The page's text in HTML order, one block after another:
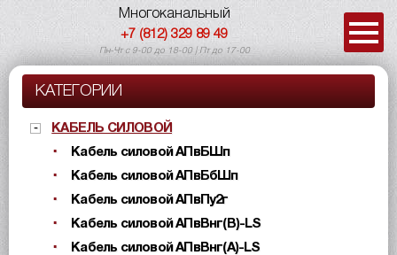
Многоканальный
+7 (812) 329 89 49
Пн-Чт с 9-00 до 18-00 | Пт до 17-00
КАТЕГОРИИ
КАБЕЛЬ СИЛОВОЙ
Кабель силовой АПвБШп
Кабель силовой АПвБбШп
Кабель силовой АПвПу2г
Кабель силовой АПвВнг(B)-LS
Кабель силовой АПвВнг(A)-LS